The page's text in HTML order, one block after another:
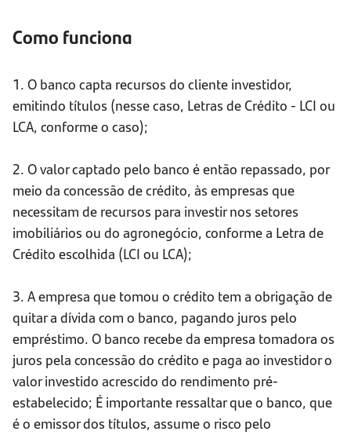
Como funciona
1. O banco capta recursos do cliente investidor,
emitindo títulos (nesse caso, Letras de Crédito - LCI ou
LCA, conforme o caso);
2. O valor captado pelo banco é então repassado, por
meio da concessão de crédito, às empresas que
necessitam de recursos para investir nos setores
imobiliários ou do agronegócio, conforme a Letra de
Crédito escolhida (LCI ou LCA);
3. A empresa que tomou o crédito tem a obrigação de
quitar a dívida com o banco, pagando juros pelo
empréstimo. O banco recebe da empresa tomadora os
juros pela concessão do crédito e paga ao investidor o
valor investido acrescido do rendimento pré-
estabelecido; É importante ressaltar que o banco, que
é o emissor dos títulos, assume o risco pelo